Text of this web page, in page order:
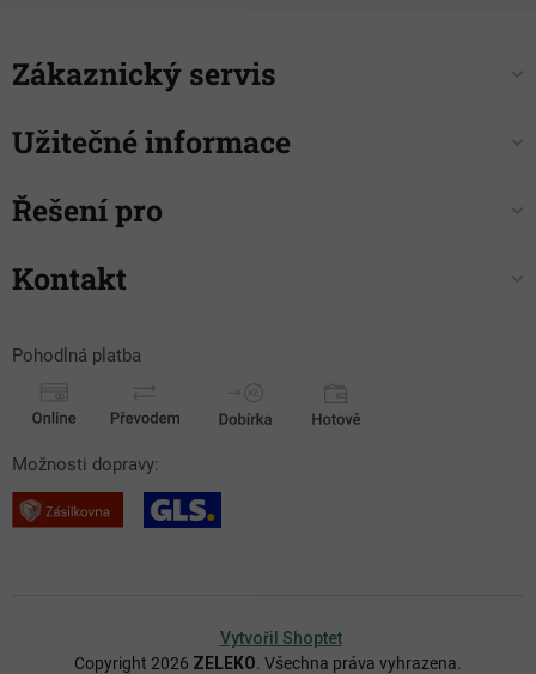
Zákaznický servis
Užitečné informace
Řešení pro
Kontakt
Pohodlná platba
Možnosti dopravy:
Vytvořil Shoptet
Copyright 2026 ZELEKO. Všechna práva vyhrazena.